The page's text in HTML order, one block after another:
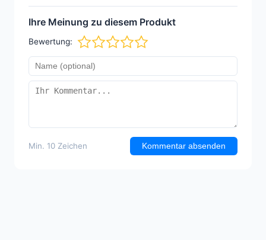
Ihre Meinung zu diesem Produkt
Bewertung:
Min. 10 Zeichen Kommentar absenden